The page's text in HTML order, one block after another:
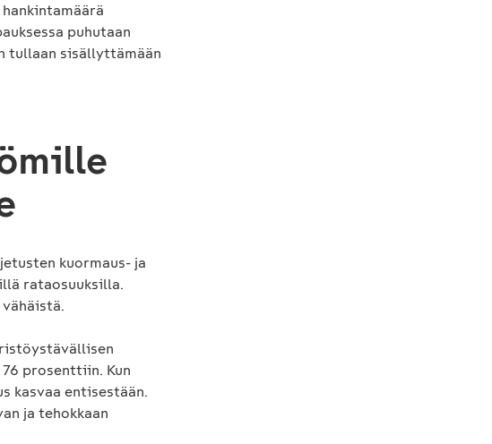
puhutaan
tullaan sisällyttämään
kuormaus- ja
rataosuuksilla.
prosenttiin. Kun
kasvaa entisestään.
ja tehokkaan